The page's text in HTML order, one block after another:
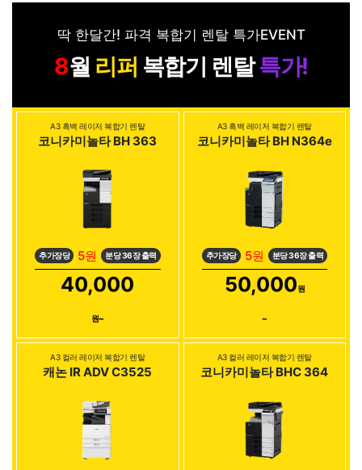
딱 한달간! 파격 복합기 렌탈 특가EVENT
월 리퍼 복합기 렌탈특가!
A3 흑백 레이저 복합기 렌탈
코니카미놀타 BH 363
추가장당 5원 분당 36장 출력
40,000
원~
A3 흑백 레이저 복합기 렌탈
코니카미놀타 BH N364e
추가장당 5원 분당 36장 출력
50,000원
~
A3 컬러 레이저 복합기 렌탈
캐논 IR ADV C3525
A3 컬러 레이저 복합기 렌탈
코니카미놀타 BHC 364